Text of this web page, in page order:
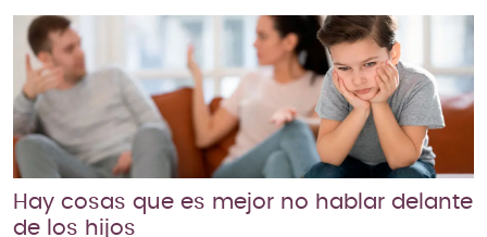
Hay cosas que es mejor no hablar delante
de los hijos